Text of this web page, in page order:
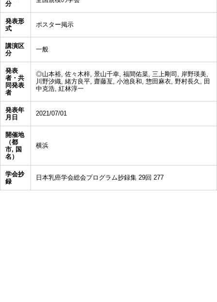
分
発表形
式
ポスター掲示
講演区
分
一般
発表
者・共
同発表
者
◎山本裕, 佐々木梓, 景山千幸, 福間佑菜, 三上剛司, 岸野瑛美,
川野汐織, 緒方良平, 齋藤亙, 小池良和, 惣田麻衣, 野村長久, 田
中克浩, 紅林淳一
発表年
月日
2021/07/01
開催地
（都
市, 国
名）
横浜
学会抄
録
日本乳癌学会総会プログラム抄録集 29回 277